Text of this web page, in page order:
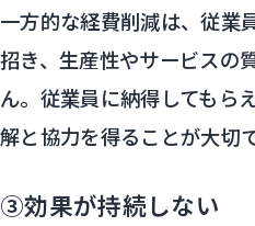
一方的な経費削減は、従業
招き、生産性やサービスの
ん。従業員に納得してもら
解と協力を得ることが大切で
③効果が持続しない